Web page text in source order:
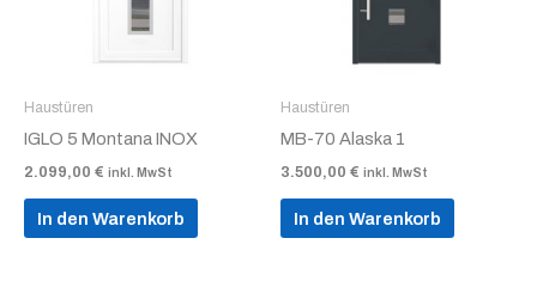
Haustüren
IGLO 5 Montana INOX
2.099,00 € inkl. MwSt
In den Warenkorb
Haustüren
MB-70 Alaska 1
3.500,00 € inkl. MwSt
In den Warenkorb